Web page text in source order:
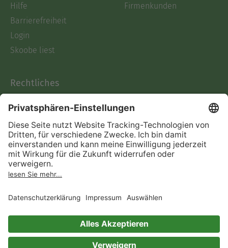
Hilfe
Barrierefreiheit
Login
Skoobe liest
Firmenkunden
Rechtliches
AGB
Informationen nach Data
Act
Verträge hier kündigen
Impressum
Immer ein gutes Buch